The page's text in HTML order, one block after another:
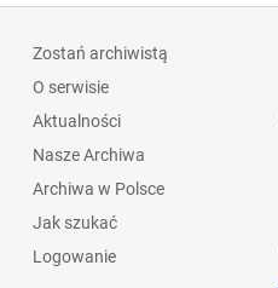
Zostań archiwistą
O serwisie
Aktualności
Nasze Archiwa
Archiwa w Polsce
Jak szukać
Logowanie